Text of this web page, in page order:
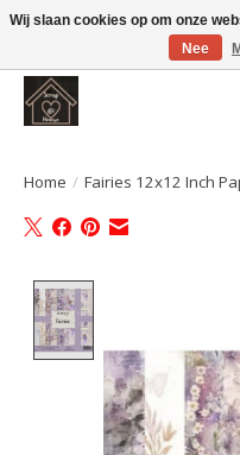
Large selection of products and
Home / Fairies 12x12 Inch
Wij slaan cookies op om onze
Nee